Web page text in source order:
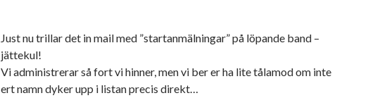
Just nu trillar det in mail med ”startanmälningar” på löpande band –
jättekul!
Vi administrerar så fort vi hinner, men vi ber er ha lite tålamod om inte
ert namn dyker upp i listan precis direkt…